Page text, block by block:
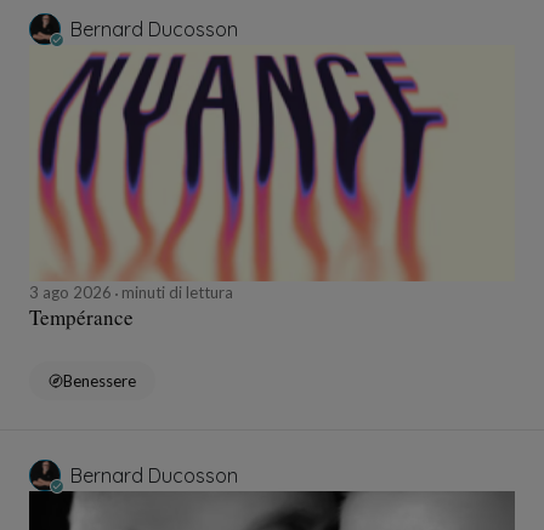
Bernard Ducosson
3 ago 2026 minuti di lettura
Tempérance
Benessere
Bernard Ducosson